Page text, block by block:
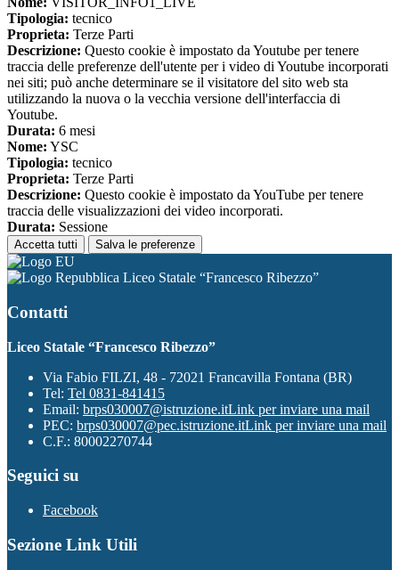
Tipologia: tecnico
Proprieta: Terze Parti
Descrizione: Questo cookie è impostato da Youtube per tenere
traccia delle preferenze dell'utente per i video di Youtube incorporati
nei siti; può anche determinare se il visitatore del sito web sta
utilizzando la nuova o la vecchia versione dell'interfaccia di
Youtube.
Durata: 6 mesi
Nome: YSC
Tipologia: tecnico
Proprieta: Terze Parti
Descrizione: Questo cookie è impostato da YouTube per tenere
traccia delle visualizzazioni dei video incorporati.
Durata: Sessione
Accetta tutti Salva le preferenze
Liceo Statale “Francesco Ribezzo”
Contatti
Liceo Statale “Francesco Ribezzo”
Via Fabio FILZI, 48 - 72021 Francavilla Fontana (BR)
Tel: Tel 0831-841415
Email: brps030007@istruzione.itLink per inviare una mail
PEC: brps030007@pec.istruzione.itLink per inviare una mail
C.F.: 80002270744
Seguici su
Facebook
Sezione Link Utili